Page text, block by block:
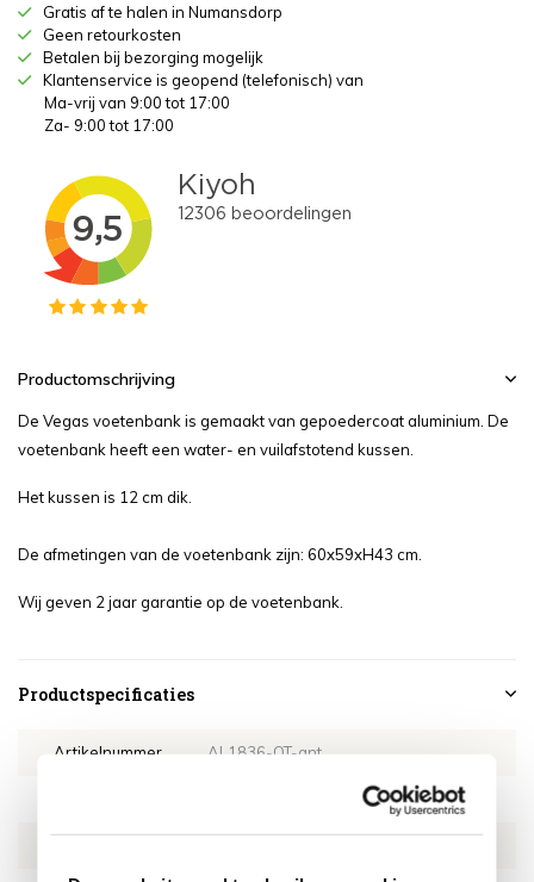
Gratis af te halen in Numansdorp
Geen retourkosten
Betalen bij bezorging mogelijk
Klantenservice is geopend (telefonisch) van
Ma-vrij van 9:00 tot 17:00
Za- 9:00 tot 17:00
Productomschrijving
De Vegas voetenbank is gemaakt van gepoedercoat aluminium. De
voetenbank heeft een water- en vuilafstotend kussen.
Het kussen is 12 cm dik.
De afmetingen van de voetenbank zijn: 60x59xH43 cm.
Wij geven 2 jaar garantie op de voetenbank.
Productspecificaties
Artikelnummer AL1836-OT-ant